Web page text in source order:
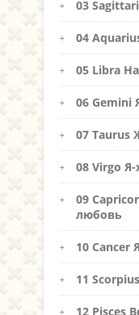
03
04
05 Libra
06 Gemini
07 Taurus
08 Virgo
09
любовь
10
11
12 Pisces